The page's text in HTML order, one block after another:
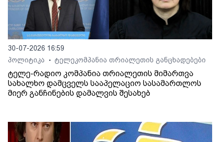
30-07-2026 16:59
პოლიტიკა
• ტელეკომპანია თრიალეთის განცხადებები
ტელე-რადიო კომპანია თრიალეთის მიმართვა
სახალხო დამცველს სააპელაციო სასამართლოს
მიერ განჩინების დამალვის შესახებ